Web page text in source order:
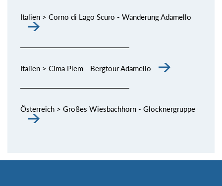
Italien > Corno di Lago Scuro - Wanderung Adamello
Italien > Cima Plem - Bergtour Adamello
Österreich > Großes Wiesbachhorn - Glocknergruppe